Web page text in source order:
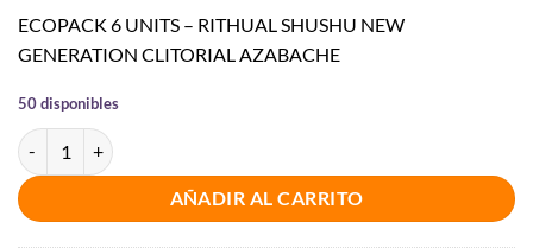
ECOPACK 6 UNITS – RITHUAL SHUSHU NEW
GENERATION CLITORIAL AZABACHE
50 disponibles
ECOPACK 6 UDS - RITHUAL SHUSHU NEW GENERATION
AÑADIR AL CARRITO